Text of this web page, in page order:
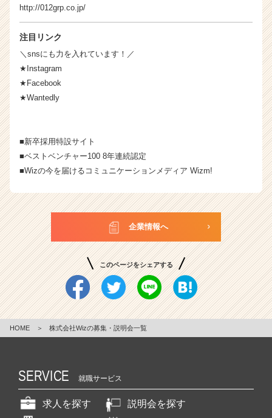
http://012grp.co.jp/
注目リンク
＼snsにも力を入れています！／
★Instagram
★Facebook
★Wantedly
■新卒採用特設サイト
■ベストベンチャー100 8年連続認定
■Wizの今を届けるコミュニケーションメディア Wizm!
企業情報へ
このページをシェアする
HOME ＞ 株式会社Wizの募集・説明会一覧
SERVICE 就職サービス
求人を探す
説明会を探す